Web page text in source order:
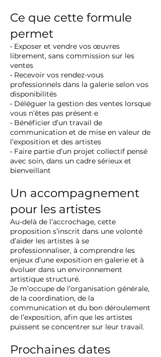
Ce que cette formule
permet
• Exposer et vendre vos œuvres
librement, sans commission sur les
ventes
• Recevoir vos rendez-vous
professionnels dans la galerie selon vos
disponibilités
• Déléguer la gestion des ventes lorsque
vous n’êtes pas présent·e
• Bénéficier d’un travail de
communication et de mise en valeur de
l’exposition et des artistes
• Faire partie d’un projet collectif pensé
avec soin, dans un cadre sérieux et
bienveillant
Un accompagnement
pour les artistes
Au-delà de l’accrochage, cette
proposition s’inscrit dans une volonté
d’aider les artistes à se
professionnaliser, à comprendre les
enjeux d’une exposition en galerie et à
évoluer dans un environnement
artistique structuré.
Je m’occupe de l’organisation générale,
de la coordination, de la
communication et du bon déroulement
de l’exposition, afin que les artistes
puissent se concentrer sur leur travail.
Prochaines dates